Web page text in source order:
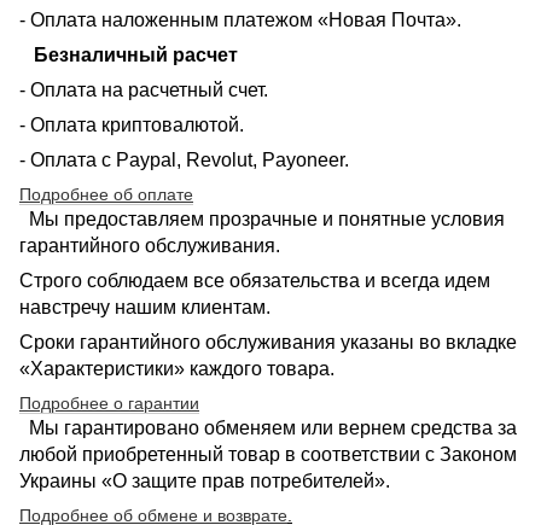
- Оплата наложенным платежом «Новая Почта».
Безналичный расчет
- Оплата на расчетный счет.
- Оплата криптовалютой.
- Оплата с Paypal, Revolut, Payoneer.
Подробнее об оплате
Мы предоставляем прозрачные и понятные условия
гарантийного обслуживания.
Строго соблюдаем все обязательства и всегда идем
навстречу нашим клиентам.
Сроки гарантийного обслуживания указаны во вкладке
«Характеристики» каждого товара.
Подробнее о гарантии
Мы гарантировано обменяем или вернем средства за
любой приобретенный товар в соответствии с Законом
Украины «О защите прав потребителей».
Подробнее об обмене и возврате